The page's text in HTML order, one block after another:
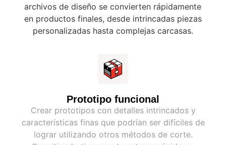
archivos de diseño se convierten rápidamente
en productos finales, desde intrincadas piezas
personalizadas hasta complejas carcasas.
Prototipo funcional
Crear prototipos con detalles intrincados y
características finas que podrían ser difíciles de
lograr utilizando otros métodos de corte.